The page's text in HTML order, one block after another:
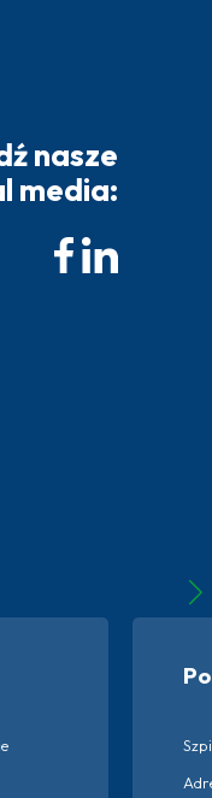
nasze
media: